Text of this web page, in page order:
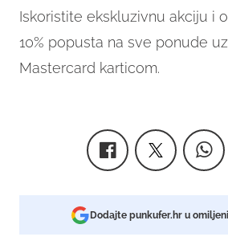
Iskoristite ekskluzivnu akciju i
10% popusta na sve ponude
Mastercard karticom.
Dodajte punkufer.hr u